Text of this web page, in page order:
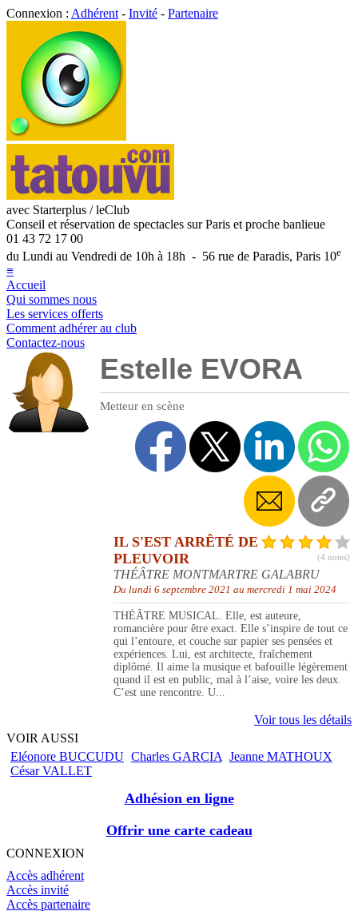
Connexion : Adhérent - Invité - Partenaire
avec Starterplus / leClub
Conseil et réservation de spectacles sur Paris et proche banlieue
01 43 72 17 00
du Lundi au Vendredi de 10h à 18h - 56 rue de Paradis, Paris 10e
≡
Accueil
Qui sommes nous
Les services offerts
Comment adhérer au club
Contactez-nous
Estelle EVORA
Metteur en scène
(4 notes)
IL S'EST ARRÊTÉ DE
PLEUVOIR
THÉÂTRE MONTMARTRE GALABRU
Du lundi 6 septembre 2021 au mercredi 1 mai 2024
THÉÂTRE MUSICAL. Elle, est auteure,
romancière pour être exact. Elle s’inspire de tout ce
qui l’entoure, et couche sur papier ses pensées et
expériences. Lui, est architecte, fraîchement
diplômé. Il aime la musique et bafouille légèrement
quand il est en public, mal à l’aise, voire les deux.
C’est une rencontre. U...
Voir tous les détails
VOIR AUSSI
Eléonore BUCCUDU Charles GARCIA Jeanne MATHOUX
César VALLET
Adhésion en ligne
Offrir une carte cadeau
CONNEXION
Accès adhérent
Accès invité
Accès partenaire